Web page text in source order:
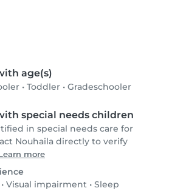
age(s)
• Toddler • Gradeschooler
special needs children
in special needs care for
Nouhaila directly to verify
more
• Visual impairment • Sleep